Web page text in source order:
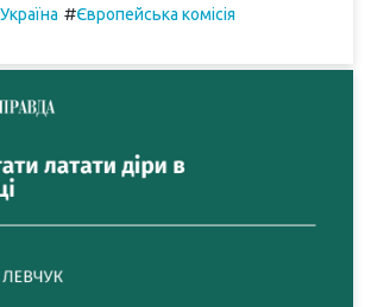
Україна #Європейська комісія